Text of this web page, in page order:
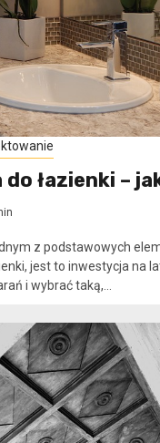
łazienki –
z podstawowych
jest to inwestycja na
i wybrać taką,...